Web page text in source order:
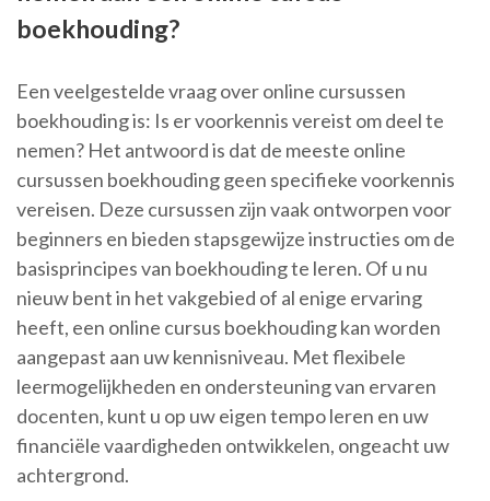
boekhouding?
Een veelgestelde vraag over online cursussen
boekhouding is: Is er voorkennis vereist om deel te
nemen? Het antwoord is dat de meeste online
cursussen boekhouding geen specifieke voorkennis
vereisen. Deze cursussen zijn vaak ontworpen voor
beginners en bieden stapsgewijze instructies om de
basisprincipes van boekhouding te leren. Of u nu
nieuw bent in het vakgebied of al enige ervaring
heeft, een online cursus boekhouding kan worden
aangepast aan uw kennisniveau. Met flexibele
leermogelijkheden en ondersteuning van ervaren
docenten, kunt u op uw eigen tempo leren en uw
financiële vaardigheden ontwikkelen, ongeacht uw
achtergrond.